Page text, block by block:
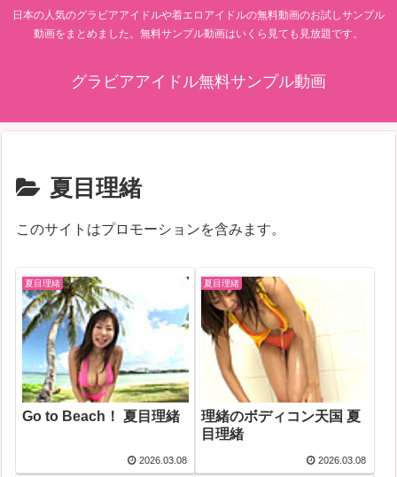
日本の人気のグラビアアイドルや着エロアイドルの無料動画のお試しサンプル
動画をまとめました。無料サンプル動画はいくら見ても見放題です。
グラビアアイドル無料サンプル動画
夏目理緒
このサイトはプロモーションを含みます。
夏目理緒
Go to Beach！ 夏目理緒
2026.03.08
夏目理緒
理緒のボディコン天国 夏
目理緒
2026.03.08